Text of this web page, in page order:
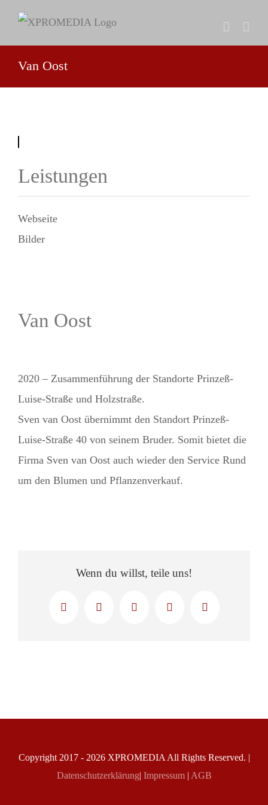
Zum
Van Oost
Leistungen
Webseite
Bilder
Van Oost
2020 – Zusammenführung der Standorte Prinzeß-
Luise-Straße und Holzstraße.
Sven van Oost übernimmt den Standort Prinzeß-
Luise-Straße 40 von seinem Bruder. Somit bietet die
Firma Sven van Oost auch wieder den Service Rund
um den Blumen und Pflanzenverkauf.
Wenn du willst, teile uns!
Facebook
X LinkedInWhatsApp
E-
Copyright 2017 - 2026 XPROMEDIA All Rights Reserved. |
Datenschutzerklärung| Impressum| AGB